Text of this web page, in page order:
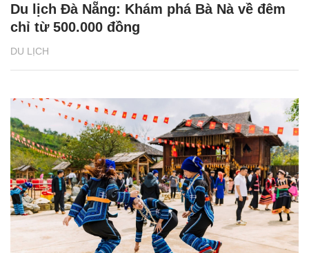
DU LỊCH
Du lịch Đà Nẵng: Khám phá Bà Nà về đêm
chỉ từ 500.000 đồng